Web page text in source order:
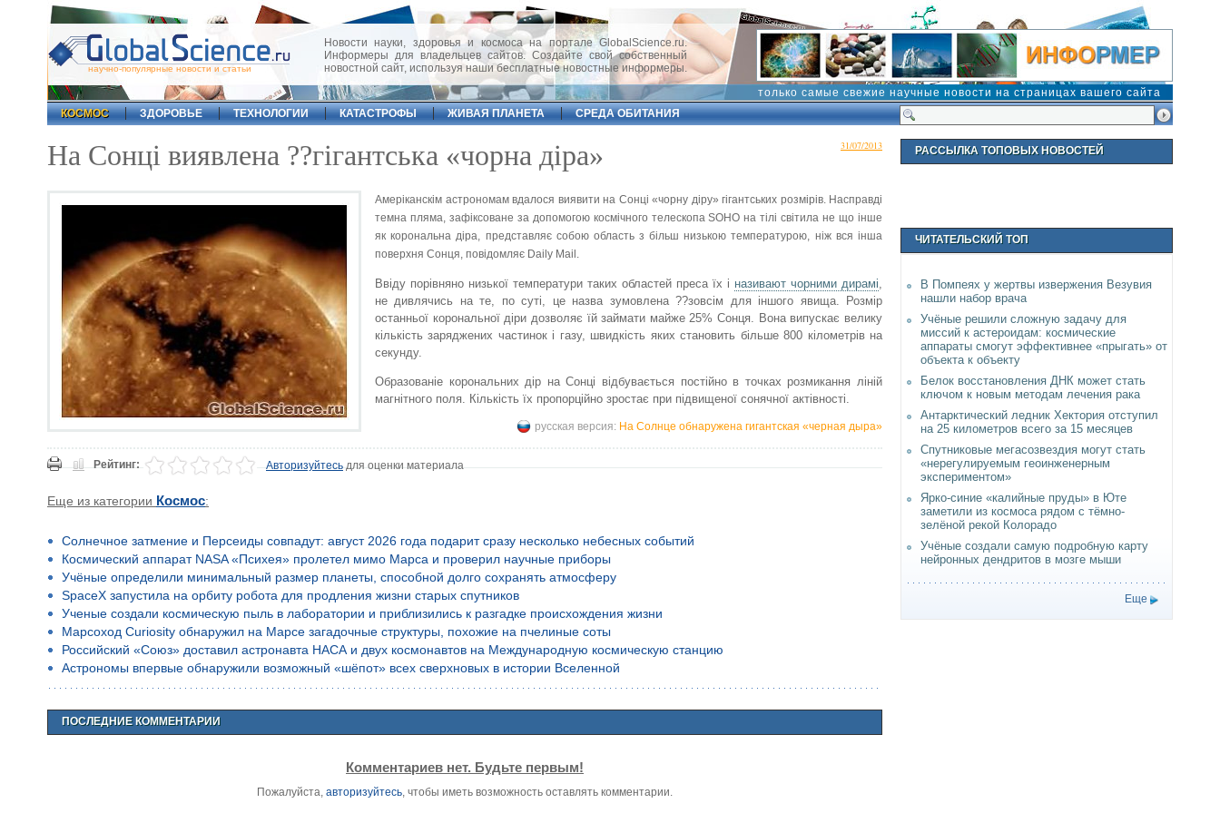
научно-популярные новости и статьи
Новости науки, здоровья и космоса на портале GlobalScience.ru.
Информеры для владельцев сайтов. Создайте свой собственный
новостной сайт, используя наши бесплатные новостные информеры.
только самые свежие научные новости на страницах вашего сайта
КОСМОС
ЗДОРОВЬЕ ТЕХНОЛОГИИ КАТАСТРОФЫ ЖИВАЯ ПЛАНЕТА СРЕДА ОБИТАНИЯ
31/07/2013
На Сонці виявлена ??гігантська «чорна діра»
Амеріканскім астрономам вдалося виявити на Сонці «чорну діру» гігантських розмірів. Насправді
темна пляма, зафіксоване за допомогою космічного телескопа SOHO на тілі світила не що інше
як корональна діра, представляє собою область з більш низькою температурою, ніж вся інша
поверхня Сонця, повідомляє Daily Mail.
Ввіду порівняно низької температури таких областей преса їх і називают чорними дирамі,
не дивлячись на те, по суті, це назва зумовлена ??зовсім для іншого явища. Розмір
останньої корональної діри дозволяє їй займати майже 25% Сонця. Вона випускає велику
кількість заряджених частинок і газу, швидкість яких становить більше 800 кілометрів на
секунду.
Образованіе корональних дір на Сонці відбувається постійно в точках розмикання ліній
магнітного поля. Кількість їх пропорційно зростає при підвищеної сонячної актівності.
русская версия: На Солнце обнаружена гигантская «черная дыра»
Рейтинг: Авторизуйтесьдля оценки материала
Еще из категории Космос:
Солнечное затмение и Персеиды совпадут: август 2026 года подарит сразу несколько небесных событий
Космический аппарат NASA «Психея» пролетел мимо Марса и проверил научные приборы
Учёные определили минимальный размер планеты, способной долго сохранять атмосферу
SpaceX запустила на орбиту робота для продления жизни старых спутников
Ученые создали космическую пыль в лаборатории и приблизились к разгадке происхождения жизни
Марсоход Curiosity обнаружил на Марсе загадочные структуры, похожие на пчелиные соты
Российский «Союз» доставил астронавта НАСА и двух космонавтов на Международную космическую станцию
Астрономы впервые обнаружили возможный «шёпот» всех сверхновых в истории Вселенной
ПОСЛЕДНИЕ КОММЕНТАРИИ
Комментариев нет. Будьте первым!
Пожалуйста, авторизуйтесь, чтобы иметь возможность оставлять комментарии.
РАССЫЛКА ТОПОВЫХ НОВОСТЕЙ
ЧИТАТЕЛЬСКИЙ ТОП
В Помпеях у жертвы извержения Везувия
нашли набор врача
Учёные решили сложную задачу для
миссий к астероидам: космические
аппараты смогут эффективнее «прыгать» от
объекта к объекту
Белок восстановления ДНК может стать
ключом к новым методам лечения рака
Антарктический ледник Хектория отступил
на 25 километров всего за 15 месяцев
Спутниковые мегасозвездия могут стать
«нерегулируемым геоинженерным
экспериментом»
Ярко-синие «калийные пруды» в Юте
заметили из космоса рядом с тёмно-
зелёной рекой Колорадо
Учёные создали самую подробную карту
нейронных дендритов в мозге мыши
Еще